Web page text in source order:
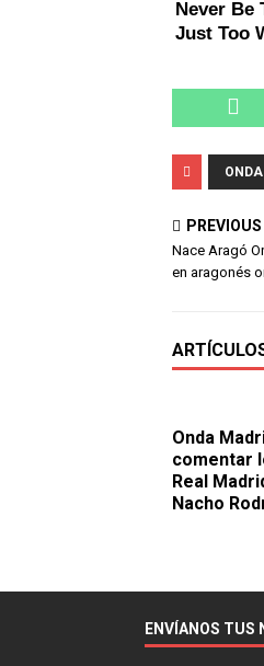
PREVIOUS
Nace Aragó
en aragonés
Onda
comentar
Real
Nacho
ENVÍANOS TUS